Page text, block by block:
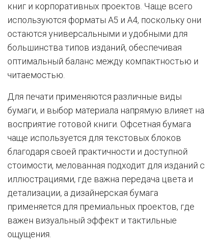
книг и корпоративных проектов. Чаще всего
используются форматы A5 и A4, поскольку они
остаются универсальными и удобными для
большинства типов изданий, обеспечивая
оптимальный баланс между компактностью и
читаемостью.
Для печати применяются различные виды
бумаги, и выбор материала напрямую влияет на
восприятие готовой книги. Офсетная бумага
чаще используется для текстовых блоков
благодаря своей практичности и доступной
стоимости, мелованная подходит для изданий с
иллюстрациями, где важна передача цвета и
детализации, а дизайнерская бумага
применяется для премиальных проектов, где
важен визуальный эффект и тактильные
ощущения.